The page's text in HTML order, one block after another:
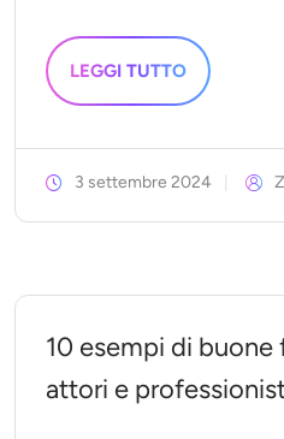
LEGGI TUTTO
3 settembre 2024
10 esempi di
attori e